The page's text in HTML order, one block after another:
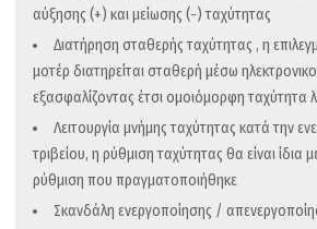
αύξησης (+) και μείωσης (-) ταχύτητας
Διατήρηση σταθερής ταχύτητας , η
μοτέρ διατηρείται σταθερή μέσω
εξασφαλίζοντας έτσι ομοιόμορφη ταχύτητα
Λειτουργία μνήμης ταχύτητας κατά την
τριβείου, η ρύθμιση ταχύτητας θα είναι ίδια
ρύθμιση που πραγματοποιήθηκε
Σκανδάλη ενεργοποίησης /